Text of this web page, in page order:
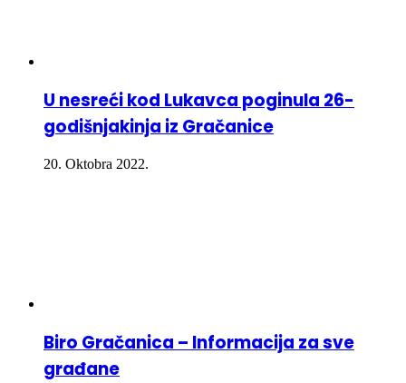
U nesreći kod Lukavca poginula 26-
godišnjakinja iz Gračanice
20. Oktobra 2022.
Biro Gračanica – Informacija za sve
građane